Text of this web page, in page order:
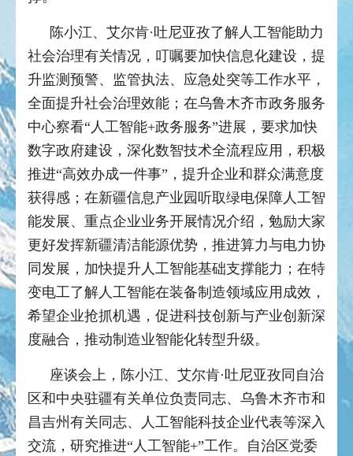
陈小江、艾尔肯·吐尼亚孜了解人工智能助力
社会治理有关情况，叮嘱要加快信息化建设，提
升监测预警、监管执法、应急处突等工作水平，
全面提升社会治理效能；在乌鲁木齐市政务服务
中心察看“人工智能+政务服务”进展，要求加快
数字政府建设，深化数智技术全流程应用，积极
推进“高效办成一件事”，提升企业和群众满意度
获得感；在新疆信息产业园听取绿电保障人工智
能发展、重点企业业务开展情况介绍，勉励大家
更好发挥新疆清洁能源优势，推进算力与电力协
同发展，加快提升人工智能基础支撑能力；在特
变电工了解人工智能在装备制造领域应用成效，
希望企业抢抓机遇，促进科技创新与产业创新深
度融合，推动制造业智能化转型升级。
座谈会上，陈小江、艾尔肯·吐尼亚孜同自治
区和中央驻疆有关单位负责同志、乌鲁木齐市和
昌吉州有关同志、人工智能科技企业代表等深入
交流，研究推进“人工智能+”工作。自治区党委